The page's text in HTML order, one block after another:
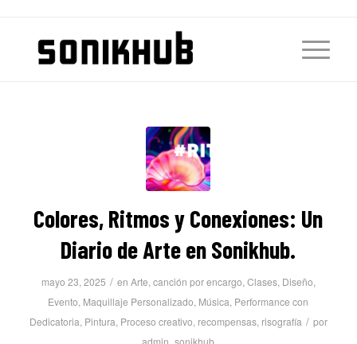
Colores, Ritmos y Conexiones: Un
Diario de Arte en Sonikhub.
mayo 23, 2025 / en Arte, canción por encargo, Clases, Diseño,
Evento, Maquillaje Personalizado, Música, Performance con
Dedicatoria, Pintura, Proceso creativo, recompensas, risografía / por
admin_sonikhub